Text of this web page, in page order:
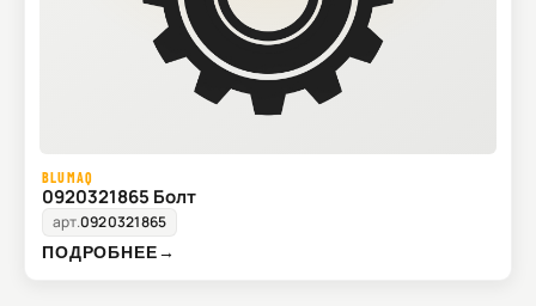
BLUMAQ
0920321865 Болт
арт.0920321865
ПОДРОБНЕЕ→